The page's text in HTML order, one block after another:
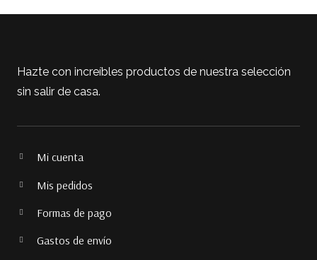
Hazte con increíbles productos de nuestra selección
sin salir de casa.
Mi cuenta
Mis pedidos
Formas de pago
Gastos de envío